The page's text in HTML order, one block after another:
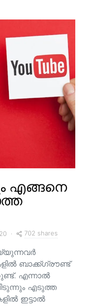
എങ്ങനെ
702 shares
ബാക്ക്ഗ്രൗണ്ട്
എന്നാൽ
എടുത്ത
ഇട്ടാൽ